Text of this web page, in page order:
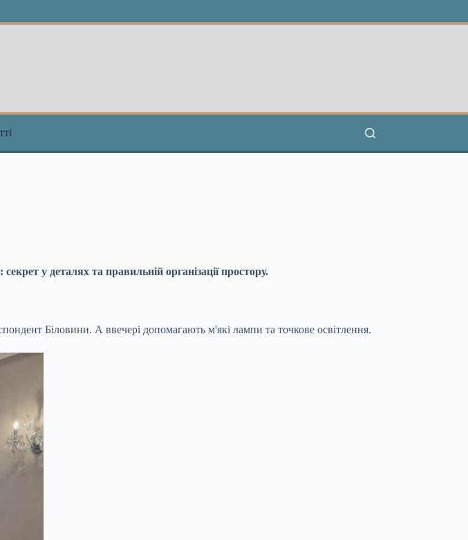
у деталях та правильній організації простору.
Біловини. А ввечері допомагають м'які лампи та точкове освітлення.